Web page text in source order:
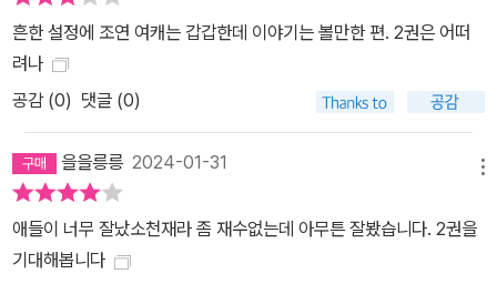
흔한 설정에 조연 여캐는 갑갑한데 이야기는 볼만한 편. 2권은 어떠
려나
공감 (0) 댓글 (0)
을을릉릉 2024-01-31
애들이 너무 잘났소천재라 좀 재수없는데 아무튼 잘봤습니다. 2권을
기대해봅니다